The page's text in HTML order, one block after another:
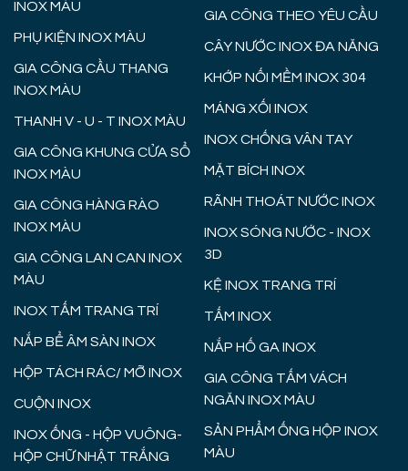
INOX MÀU
PHỤ KIỆN INOX MÀU
GIA CÔNG CẦU THANG
INOX MÀU
THANH V - U - T INOX MÀU
GIA CÔNG KHUNG CỬA SỔ
INOX MÀU
GIA CÔNG HÀNG RÀO
INOX MÀU
GIA CÔNG LAN CAN INOX
MÀU
INOX TẤM TRANG TRÍ
NẮP BỂ ÂM SÀN INOX
HỘP TÁCH RÁC/ MỠ INOX
CUỘN INOX
INOX ỐNG - HỘP VUÔNG-
HỘP CHỮ NHẬT TRẮNG
GIA CÔNG THEO YÊU CẦU
CÂY NƯỚC INOX ĐA NĂNG
KHỚP NỐI MỀM INOX 304
MÁNG XỐI INOX
INOX CHỐNG VÂN TAY
MẶT BÍCH INOX
RÃNH THOÁT NƯỚC INOX
INOX SÓNG NƯỚC - INOX
3D
KỆ INOX TRANG TRÍ
TẤM INOX
NẮP HỐ GA INOX
GIA CÔNG TẤM VÁCH
NGĂN INOX MÀU
SẢN PHẨM ỐNG HỘP INOX
MÀU